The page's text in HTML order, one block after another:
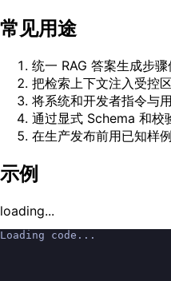
常见用途
统一 RAG 答案生成步
把检索上下文注入受控
将系统和开发者指令与
通过显式 Schema 和校
在生产发布前用已知样
示例
loading...
Loading code...